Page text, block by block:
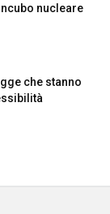
nucleare
che stanno